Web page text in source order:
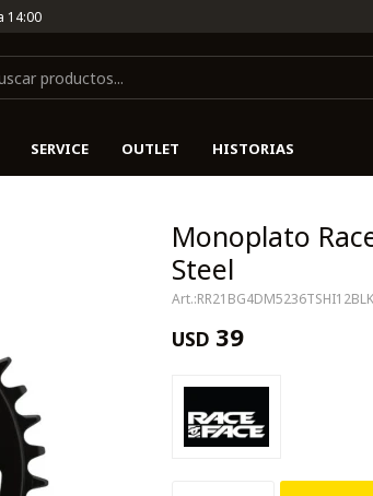
SERVICE OUTLET HISTORIAS
14:00
Monoplato
Steel
USD 39